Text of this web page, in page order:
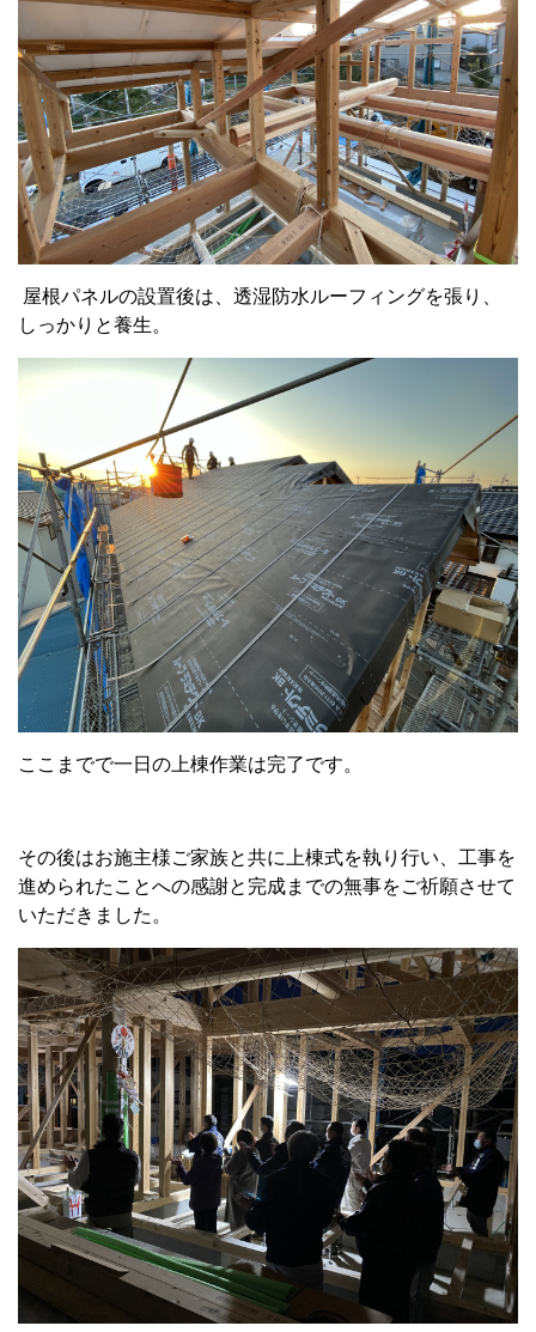
屋根パネルの設置後は、透湿防水ルーフィングを張り、
しっかりと養生。
ここまでで一日の上棟作業は完了です。
その後はお施主様ご家族と共に上棟式を執り行い、工事を
進められたことへの感謝と完成までの無事をご祈願させて
いただきました。